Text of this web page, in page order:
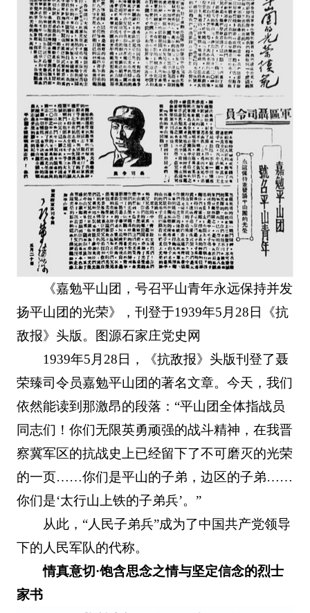
《嘉勉平山团，号召平山青年永远保持并发
扬平山团的光荣》，刊登于1939年5月28日《抗
敌报》头版。图源石家庄党史网
1939年5月28日，《抗敌报》头版刊登了聂
荣臻司令员嘉勉平山团的著名文章。今天，我们
依然能读到那激昂的段落：“平山团全体指战员
同志们！你们无限英勇顽强的战斗精神，在我晋
察冀军区的抗战史上已经留下了不可磨灭的光荣
的一页……你们是平山的子弟，边区的子弟……
你们是‘太行山上铁的子弟兵’。”
从此，“人民子弟兵”成为了中国共产党领导
下的人民军队的代称。
情真意切·饱含思念之情与坚定信念的烈士
家书